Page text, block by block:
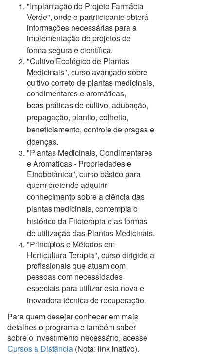
"Implantação do Projeto Farmácia
Verde", onde o partrticipante obterá
informações necessárias para a
implementação de projetos de
formasegura e científica.
"Cultivo Ecológico de Plantas
Medicinais", curso avançado sobre
cultivo correto de plantas medicinais,
condimentares e aromáticas,
boaspráticas de cultivo, adubação,
propagação, plantio, colheita,
beneficiamento, controle de pragas e
doenças.
"Plantas Medicinais, Condimentares
e Aromáticas - Propriedades e
Etnobotânica", curso básico para
quem pretende adquirir
conhecimento sobrea ciência das
plantas medicinais, contempla o
histórico da Fitoterapia e as formas
de utilização das Plantas Medicinais.
"Princípios e Métodos em
Horticultura Terapia", curso dirigido a
profissionais que atuam com
pessoas com necessidades
especiais para utilizar esta nova e
inovadora técnica de recuperação.
Para quem desejar conhecer em mais
detalhes o programa e também saber
sobre o investimento necessário, acesse
Cursos a Distância (Nota: link inativo).